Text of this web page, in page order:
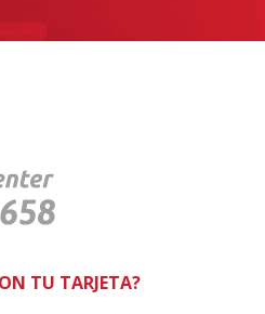
TU TARJETA?